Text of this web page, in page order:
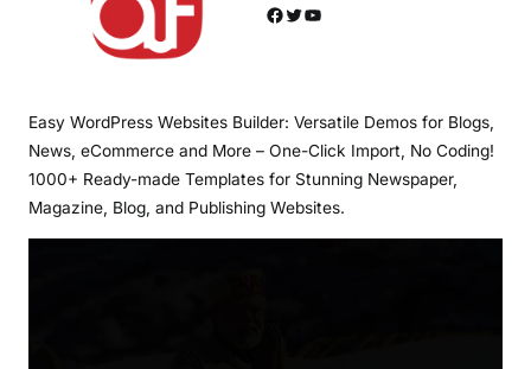
Facebook Twitter YouTube
Easy WordPress Websites Builder: Versatile Demos for Blogs,
News, eCommerce and More – One-Click Import, No Coding!
1000+ Ready-made Templates for Stunning Newspaper,
Magazine, Blog, and Publishing Websites.